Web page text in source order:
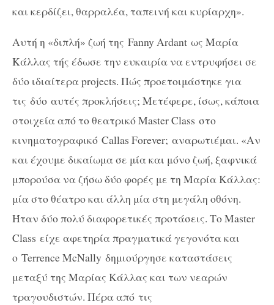
και κερδίζει, θαρραλέα, ταπεινή και κυρίαρχη».
Αυτή η «διπλή» ζωή της Fanny Ardant ως Μαρία
Κάλλας τής έδωσε την ευκαιρία να εντρυφήσει σε
δύο ιδιαίτεραprojects. Πώς προετοιμάστηκε για
τις δύο αυτές προκλήσεις; Μετέφερε, ίσως, κάποια
στοιχεία από το θεατρικόMasterClass στο
κινηματογραφικό Callas Forever; αναρωτιέμαι. «Αν
και έχουμε δικαίωμα σε μία και μόνο ζωή, ξαφνικά
μπορούσα να ζήσω δύο φορές με τη Μαρία Κάλλας:
μία στο θέατρο και άλλη μία στη μεγάλη οθόνη.
Ήταν δύο πολύ διαφορετικές προτάσεις. ΤοMaster
Class είχε αφετηρία πραγματικά γεγονότα και
ο TerrenceMcNally δημιούργησε καταστάσεις
μεταξύ της Μαρίας Κάλλας και των νεαρών
τραγουδιστών. Πέρα από τις